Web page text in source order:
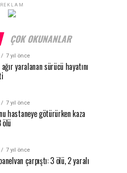
REKLAM
ÇOK OKUNANLAR
7 yıl önce
yaralanan sürücü hayatını
7 yıl önce
hastaneye götürürken kaza
ölü
7 yıl önce
çarpıştı: 3 ölü, 2 yaralı